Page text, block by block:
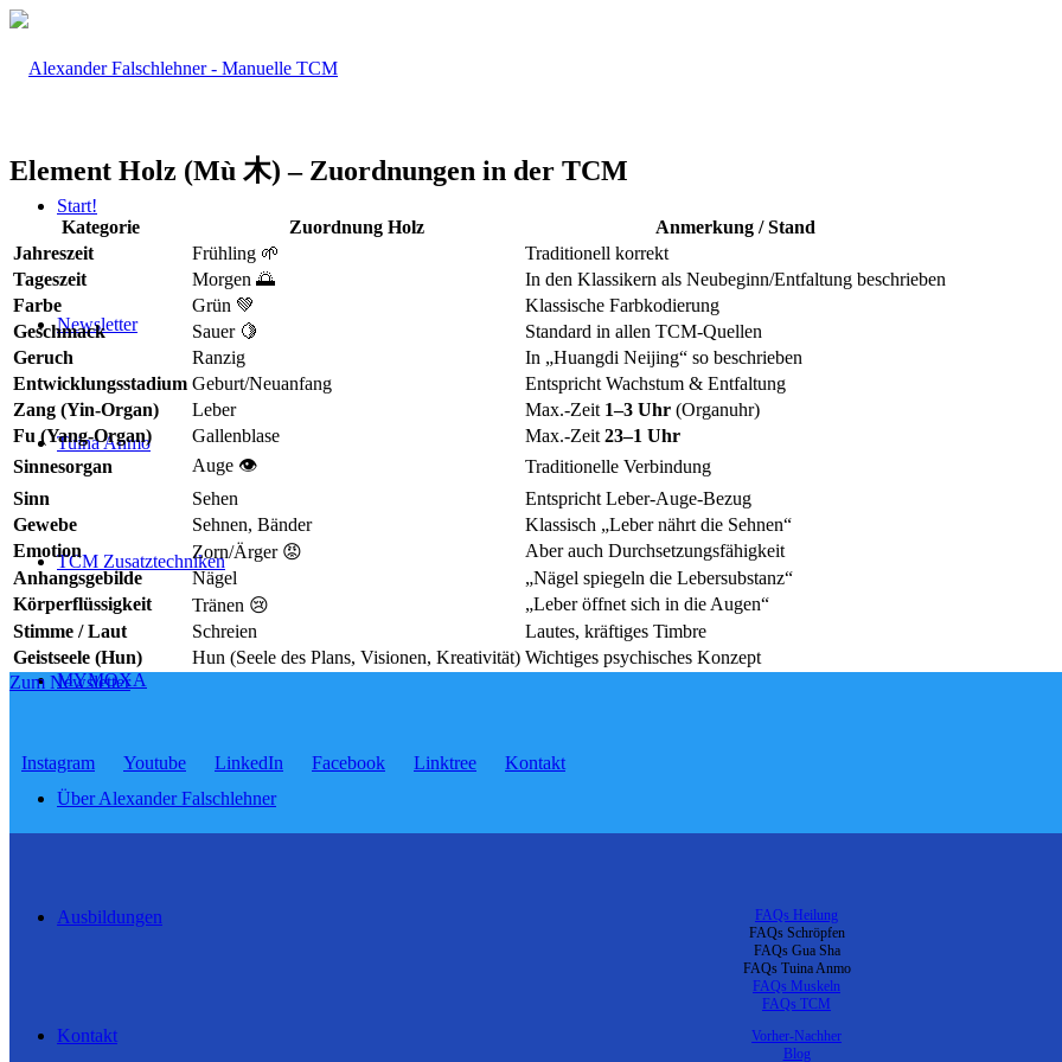
Start!
Newsletter
Tuina Anmo
TCM Zusatztechniken
MYMOXA
Über Alexander Falschlehner
Ausbildungen
Kontakt
Element Holz (Mù 木) – Zuordnungen in der TCM
Kategorie Zuordnung Holz
Anmerkung / Stand
Jahreszeit
Frühling 🌱
Traditionell korrekt
Tageszeit
Morgen 🌅
In den Klassikern als Neubeginn/Entfaltung beschrieben
Farbe
Grün 💚
Klassische Farbkodierung
Geschmack
Sauer 🍋
Standard in allen TCM-Quellen
Geruch
Ranzig
In „Huangdi Neijing“ so beschrieben
Entwicklungsstadium Geburt/Neuanfang
Entspricht Wachstum & Entfaltung
Zang (Yin-Organ)
Leber Max.-Zeit 1–3 Uhr (Organuhr)
Fu (Yang-Organ)
Gallenblase Max.-Zeit 23–1 Uhr
Sinnesorgan
Auge 👁️
Traditionelle Verbindung
Sinn
Sehen
Entspricht Leber-Auge-Bezug
Gewebe
Sehnen, Bänder
Klassisch „Leber nährt die Sehnen“
Emotion
Zorn/Ärger 😡
Aber auch Durchsetzungsfähigkeit
Anhangsgebilde
Nägel
„Nägel spiegeln die Lebersubstanz“
Körperflüssigkeit
Tränen 😢
„Leber öffnet sich in die Augen“
Stimme / Laut
Schreien
Lautes, kräftiges Timbre
Geistseele (Hun)
Hun (Seele des Plans, Visionen, Kreativität) Wichtiges psychisches Konzept
Zum Newsletter
Instagram Youtube LinkedIn Facebook Linktree Kontakt
FAQs Heilung
FAQs Schröpfen
FAQs Gua Sha
FAQs Tuina Anmo
FAQs Muskeln
FAQs TCM
Vorher-Nachher
Blog